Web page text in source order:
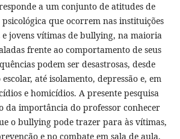
a um conjunto de atitudes de
que ocorrem nas instituições
e jovens vítimas de bullying, na maioria
frente ao comportamento de seus
podem ser desastrosas, desde
até isolamento, depressão e, em
e homicídios. A presente pesquisa
da importância do professor conhecer
o bullying pode trazer para às vítimas,
e no combate em sala de aula,